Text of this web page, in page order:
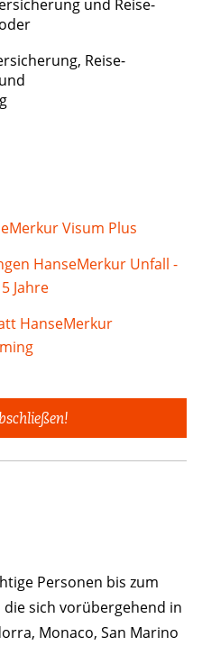
und Reise-
Reise-
Visum Plus
HanseMerkur Unfall -
Jahre
HanseMerkur
Personen bis zum
sich vorübergehend in
Monaco, San Marino